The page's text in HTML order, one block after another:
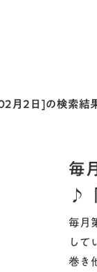
月2日]の検索結
毎
♪
毎月
して
巻き